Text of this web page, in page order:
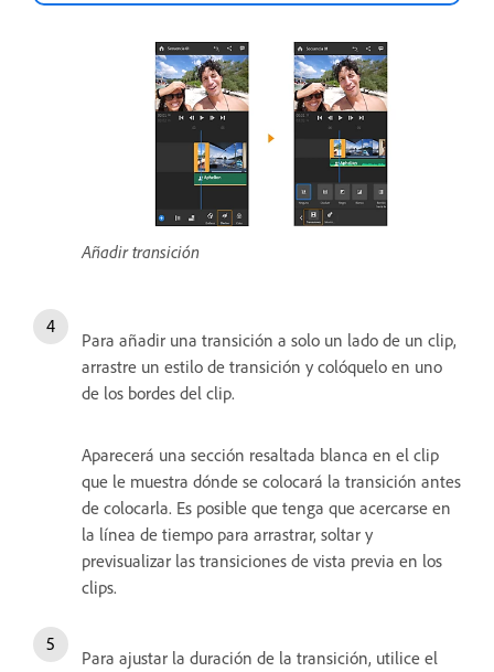
Añadir transición
Para añadir una transición a solo un lado de un clip,
arrastre un estilo de transición y colóquelo en uno
de los bordes del clip.
Aparecerá una sección resaltada blanca en el clip
que le muestra dónde se colocará la transición antes
de colocarla. Es posible que tenga que acercarse en
la línea de tiempo para arrastrar, soltar y
previsualizar las transiciones de vista previa en los
clips.
Para ajustar la duración de la transición, utilice el